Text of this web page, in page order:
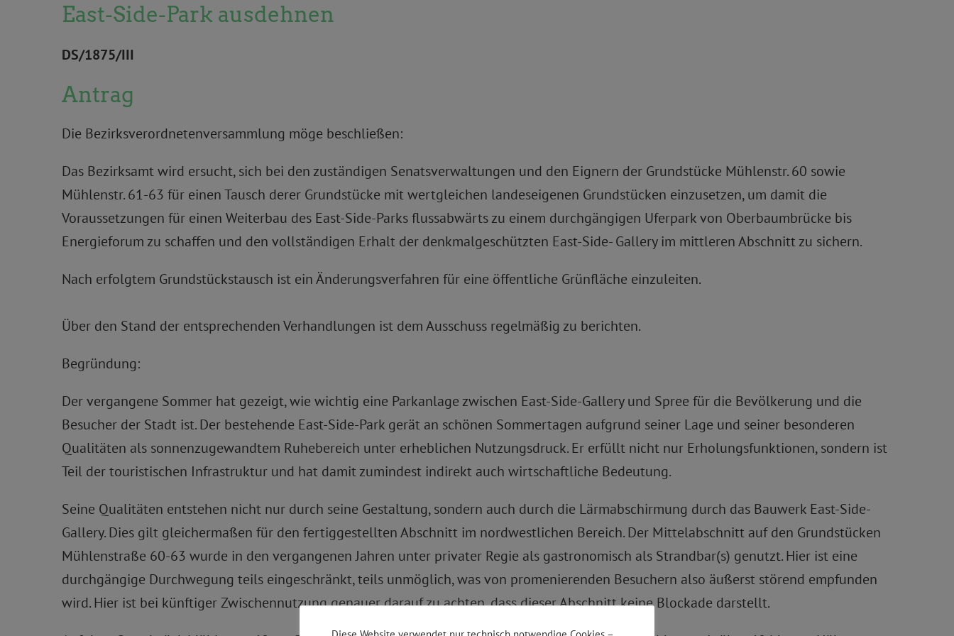
East-Side-Park ausdehnen
DS/1875/III
Antrag
Die Bezirksverordnetenversammlung möge beschließen:
Das Bezirksamt wird ersucht, sich bei den zuständigen Senatsverwaltungen und den Eignern der Grundstücke Mühlenstr. 60 sowie
Mühlenstr. 61-63 für einen Tausch derer Grundstücke mit wertgleichen landeseigenen Grundstücken einzusetzen, um damit die
Voraussetzungen für einen Weiterbau des East-Side-Parks flussabwärts zu einem durchgängigen Uferpark von Oberbaumbrücke bis
Energieforum zu schaffen und den vollständigen Erhalt der denkmalgeschützten East-Side- Gallery im mittleren Abschnitt zu sichern.
Nach erfolgtem Grundstückstausch ist ein Änderungsverfahren für eine öffentliche Grünfläche einzuleiten.
Über den Stand der entsprechenden Verhandlungen ist dem Ausschuss regelmäßig zu berichten.
Begründung:
Der vergangene Sommer hat gezeigt, wie wichtig eine Parkanlage zwischen East-Side-Gallery und Spree für die Bevölkerung und die
Besucher der Stadt ist. Der bestehende East-Side-Park gerät an schönen Sommertagen aufgrund seiner Lage und seiner besonderen
Qualitäten als sonnenzugewandtem Ruhebereich unter erheblichen Nutzungsdruck. Er erfüllt nicht nur Erholungsfunktionen, sondern ist
Teil der touristischen Infrastruktur und hat damit zumindest indirekt auch wirtschaftliche Bedeutung.
Seine Qualitäten entstehen nicht nur durch seine Gestaltung, sondern auch durch die Lärmabschirmung durch das Bauwerk East-Side-
Gallery. Dies gilt gleichermaßen für den fertiggestellten Abschnitt im nordwestlichen Bereich. Der Mittelabschnitt auf den Grundstücken
Mühlenstraße 60-63 wurde in den vergangenen Jahren unter privater Regie als gastronomisch als Strandbar(s) genutzt. Hier ist eine
durchgängige Durchwegung teils eingeschränkt, teils unmöglich, was von promenierenden Besuchern also äußerst störend empfunden
wird. Hier ist bei künftiger Zwischennutzung genauer darauf zu achten, dass dieser Abschnitt keine Blockade darstellt.